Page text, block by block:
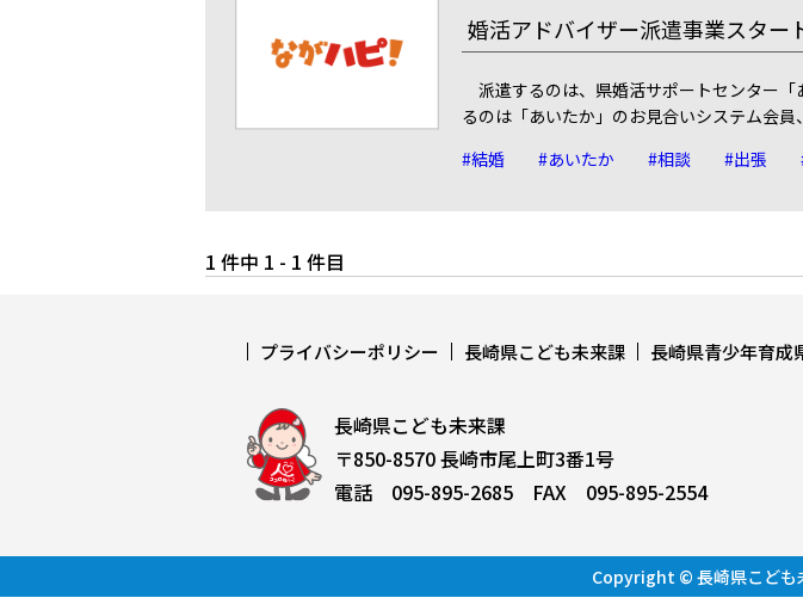
婚活アドバイザー派遣事業スター
派遣するのは、県婚活サポートセンター
るのは「あいたか」のお見合いシステム会
#結婚
#あいたか #相談 #出張
1 件中 1 - 1 件目
プライバシーポリシー 長崎県こども未来課 長崎県青少年育成
長崎県こども未来課
〒850-8570 長崎市尾上町3番1号
電話 095-895-2685 FAX 095-895-2554
Copyright © 長崎県こども